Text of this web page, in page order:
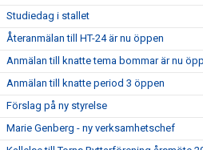
Studiedag i stallet
Återanmälan till HT-24 är nu öppen
Anmälan till knatte tema bommar är nu
Anmälan till knatte period 3 öppen
Förslag på ny styrelse
Marie Genberg - ny verksamhetschef